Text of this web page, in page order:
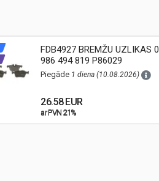
FDB4927 BREMŽU UZLIKAS 0
986 494 819 P86029
Piegāde 1 diena (10.08.2026)
26.58 EUR
ar PVN 21%
ar PVN 21%